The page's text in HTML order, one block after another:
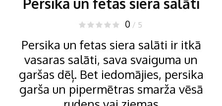
0 / 5
Persika un fetas siera salāti ir itkā
vasaras salāti, sava svaiguma un
garšas dēļ. Bet iedomājies, persika
garša un pipermētras smarža vēsā